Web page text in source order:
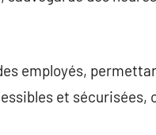
employés,
et sécurisées,